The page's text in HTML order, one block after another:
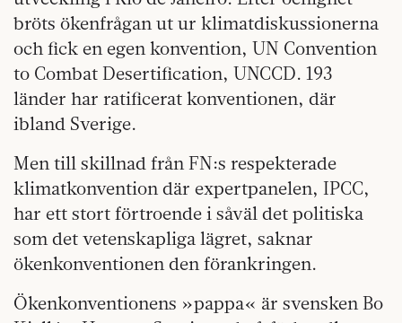
bröts ökenfrågan ut ur klimatdiskussionerna
och fick en egen konvention, UN Convention
to Combat Desertification, UNCCD. 193
länder har ratificerat konventionen, där
ibland Sverige.
Men till skillnad från FN:s respekterade
klimatkonvention där expertpanelen, IPCC,
har ett stort förtroende i såväl det politiska
som det vetenskapliga lägret, saknar
ökenkonventionen den förankringen.
Ökenkonventionens »pappa« är svensken Bo